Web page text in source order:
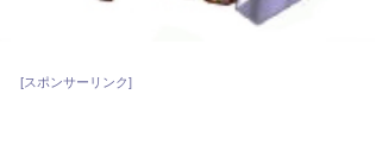
[スポンサーリンク]